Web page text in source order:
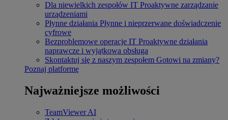
Dla niewielkich zespołów IT Proaktywne zarządzanie
urządzeniami
Płynne działania Płynne i nieprzerwane doświadczenie
cyfrowe
Bezproblemowe operacje IT Proaktywne działania
naprawcze i wyjątkowa obsługa
Skontaktuj się z naszym zespołem Gotowi na zmiany?
Poznaj platformę
Najważniejsze możliwości
TeamViewer AI